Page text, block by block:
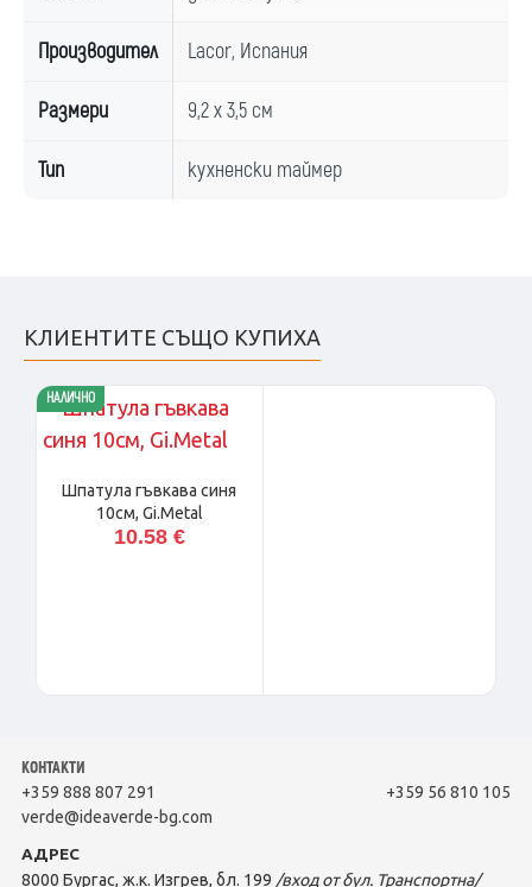
Производител Lacor, Испания
Размери 9,2 x 3,5 см
Тип кухненски таймер
КЛИЕНТИТЕ СЪЩО КУПИХА
НАЛИЧНО
Шпатула гъвкава синя
10см, Gi.Metal
10.58 €
КОНТАКТИ
+359 888 807 291
+359 56 810 105
verde@ideaverde-bg.com
АДРЕС
8000 Бургас, ж.к. Изгрев, бл. 199 /вход от бул. Транспортна/